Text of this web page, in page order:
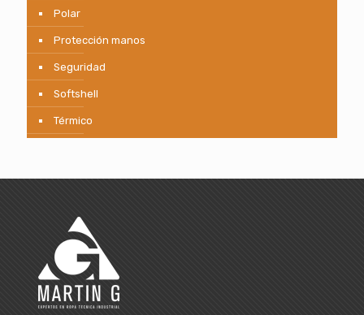
Polar
Protección manos
Seguridad
Softshell
Térmico